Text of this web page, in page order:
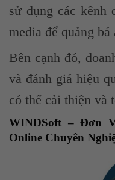
sử dụng các kênh
media để quảng bá
Bên cạnh đó,
và đánh giá hiệu
có thể cải thiện và
WINDSoft – Đơn
Online Chuyên